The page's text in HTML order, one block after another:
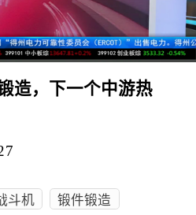
造，下一个中游热
斗机
锻件锻造